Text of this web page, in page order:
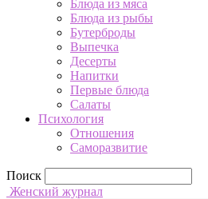
Блюда из мяса
Блюда из рыбы
Бутерброды
Выпечка
Десерты
Напитки
Первые блюда
Салаты
Психология
Отношения
Саморазвитие
Поиск
Женский журнал